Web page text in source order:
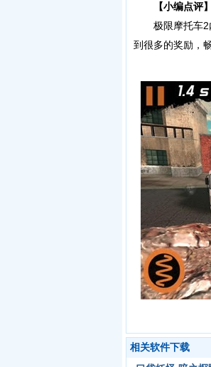
【小编点评】
极限摩托车2内
到很多的奖励，
相关软件下载